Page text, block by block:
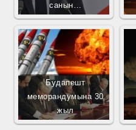
санын…
Будапешт
меморандумына 30
жыл